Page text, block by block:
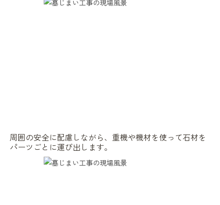
周囲の安全に配慮しながら、重機や機材を使って石材を
パーツごとに運び出します。